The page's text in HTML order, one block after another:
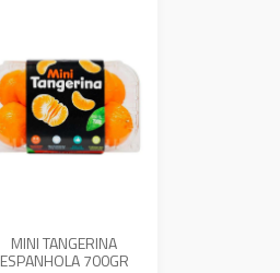
MINI TANGERINA
ESPANHOLA 700GR